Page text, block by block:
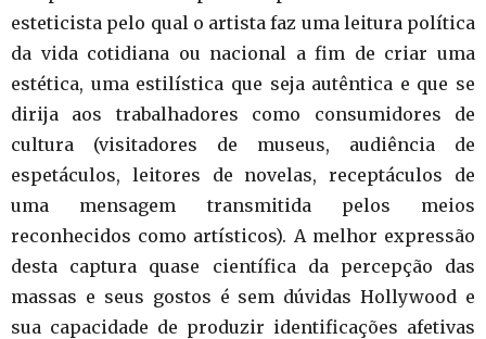
esteticista pelo qual o artista faz uma leitura política
da vida cotidiana ou nacional a fim de criar uma
estética, uma estilística que seja autêntica e que se
dirija aos trabalhadores como consumidores de
cultura (visitadores de museus, audiência de
espetáculos, leitores de novelas, receptáculos de
uma mensagem transmitida pelos meios
reconhecidos como artísticos). A melhor expressão
desta captura quase científica da percepção das
massas e seus gostos é sem dúvidas Hollywood e
sua capacidade de produzir identificações afetivas